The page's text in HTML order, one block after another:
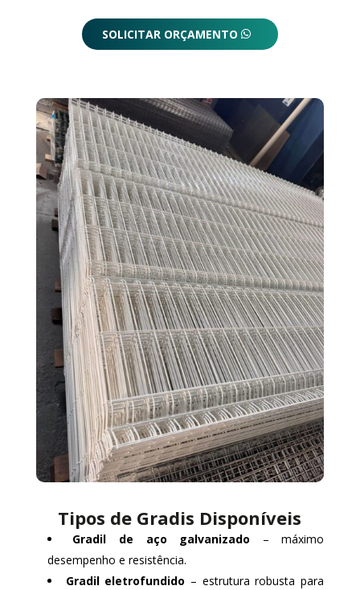
SOLICITAR ORÇAMENTO
Tipos de Gradis Disponíveis
Gradil de aço galvanizado – máximo
desempenho e resistência.
Gradil eletrofundido – estrutura robusta para